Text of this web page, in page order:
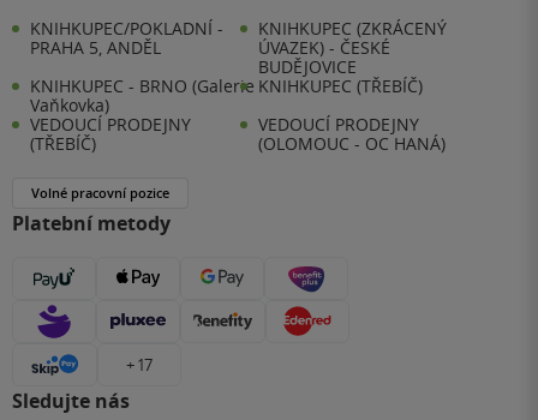
KNIHKUPEC/POKLADNÍ -
PRAHA 5, ANDĚL
KNIHKUPEC (ZKRÁCENÝ
ÚVAZEK) - ČESKÉ
BUDĚJOVICE
KNIHKUPEC - BRNO (Galerie
Vaňkovka)
KNIHKUPEC (TŘEBÍČ)
VEDOUCÍ PRODEJNY
(TŘEBÍČ)
VEDOUCÍ PRODEJNY
(OLOMOUC - OC HANÁ)
Volné pracovní pozice
Platební metody
+ 17
Sledujte nás